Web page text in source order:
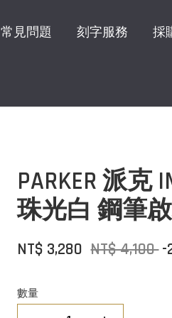
常見問題 刻字服務 採
PARKER 派
珠光白 鋼筆
NT$ 3,280 NT$ 4,100-
數量